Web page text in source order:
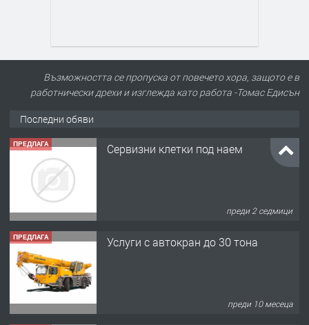
Възможността се пропуска от повечето хора, защото е в
работнически дрехи и изглежда като работа -Томас Едисън
Последни обяви
ПРЕДЛАГА Сервизни клетки под наем
преди 2 седмици
ПРЕДЛАГА Услуги с автокран до 30 тона
преди 10 месеца